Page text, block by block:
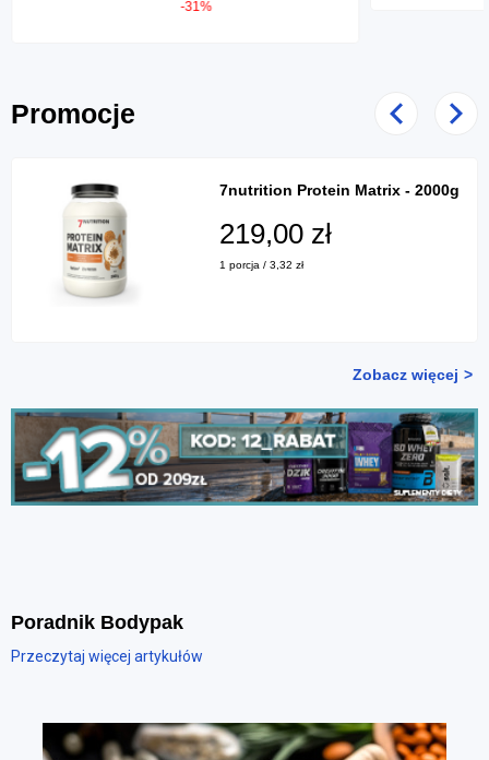
-31%
Promocje Poprzedni
7nutrition Protein Matrix - 2000g
219,00 zł
1 porcja / 3,32 zł
Zobacz więcej
Poradnik Bodypak
Przeczytaj więcej artykułów